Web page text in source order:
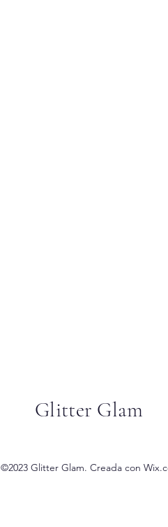
Glitter Glam
©2023 Glitter Glam. Creada con